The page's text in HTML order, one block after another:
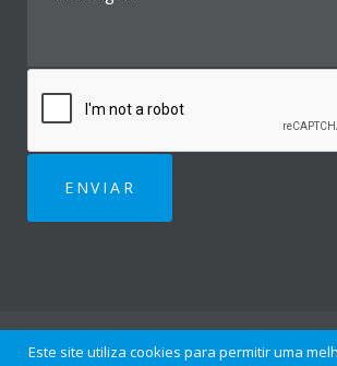
Todos os direitos reservados
Este site utiliza cookies para permitir uma